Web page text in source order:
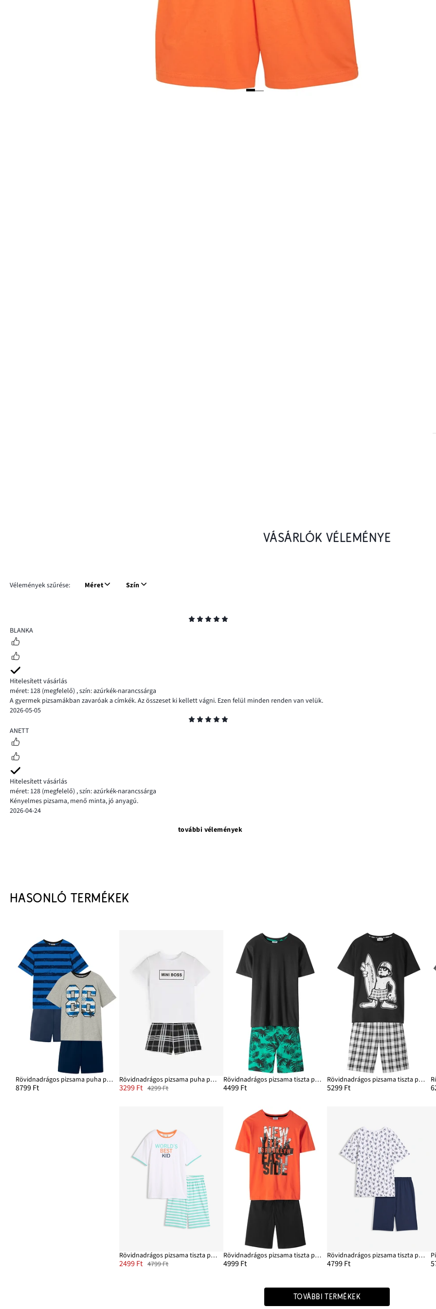
VÁSÁRLÓK VÉLEMÉNYE
Vélemények szűrése: Méret Szín
5
BLANKA
Hitelesített vásárlás
méret: 128 (megfelelő) ,szín: azúrkék-narancssárga
A gyermek pizsamákban zavaróak a címkék. Az összeset ki kellett vágni. Ezen felül minden renden van velük.
2026-05-05
5
ANETT
Hitelesített vásárlás
méret: 128 (megfelelő) ,szín: azúrkék-narancssárga
Kényelmes pizsama, menő minta, jó anyagú.
2026-04-24
további vélemények
HASONLÓ TERMÉKEK
Rövidnadrágos pizsama puha pamuttal (4-részes szett)
8799 Ft
Rövidnadrágos pizsama puha pamutból (2-részes szett)
3299 Ft 4299 Ft
Rövidnadrágos pizsama tiszta pamutból (2-részes szett)
4499 Ft
Rövidnadrágos pizsama tiszta pamutból (2-részes szett)
5299 Ft
Rövidnadrágos pizsama tiszta pamutból (2-részes szett)
2499 Ft 4799 Ft
Rövidnadrágos pizsama tiszta pamutból (2-részes szett)
4999 Ft
Rövidnadrágos pizsama tiszta pamutból (2-részes szett)
4799 Ft
TOVÁBBI TERMÉKEK